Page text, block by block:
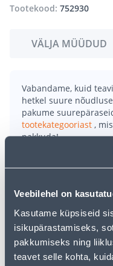
Veebilehel on
Kasutame küpsiseid
isikupärastamiseks,
pakkumiseks ning
teavet selle kohta,
Tootekood: 752930
VÄLJA MÜÜDUD
Vabandame, kuid
hetkel suure
pakume
tootekategooriast ,
pakkuda!
Teie ostlemisrõõm ei
uurimistööd saate
• 14-päevane
• HANKIJA LAOST